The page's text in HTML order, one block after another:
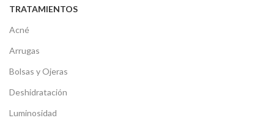
TRATAMIENTOS
Acné
Arrugas
Bolsas y Ojeras
Deshidratación
Luminosidad